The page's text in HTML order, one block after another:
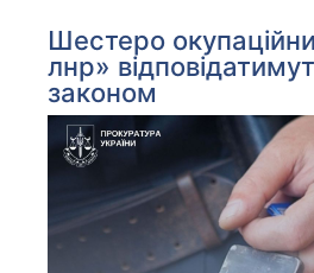
Шестеро
лнр»
законом